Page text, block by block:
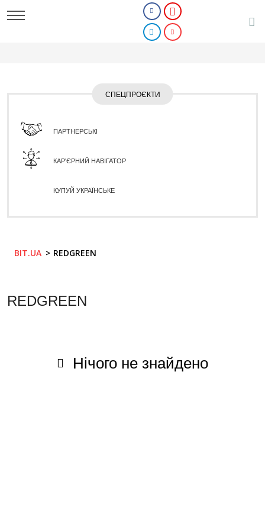
СПЕЦПРОЄКТИ
ПАРТНЕРСЬКІ
КАР'ЄРНИЙ НАВІГАТОР
КУПУЙ УКРАЇНСЬКЕ
BIT.UA REDGREEN
REDGREEN
Нічого не знайдено